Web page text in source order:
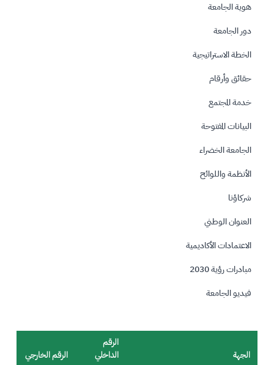
هوية الجامعة
دور الجامعة
الخطة الاستراتيجية
حقائق وأرقام
خدمة المجتمع
البيانات المفتوحة
الجامعة الخضراء
الأنظمة واللوائح
شركاؤنا
العنوان الوطني
الاعتمادات الأكاديمية
مبادرات رؤية 2030
فيديو الجامعة
الجهة
الرقم
الداخلي
الرقم الخارجي